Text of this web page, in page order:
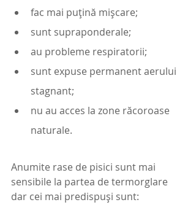
fac mai puțină mișcare;
sunt supraponderale;
au probleme respiratorii;
sunt expuse permanent aerului
stagnant;
nu au acces la zone răcoroase
naturale.
Anumite rase de pisici sunt mai
sensibile la partea de termorglare
dar cei mai predispuși sunt: